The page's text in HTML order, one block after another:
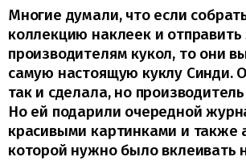
Многие думали, что если
коллекцию наклеек и отправить
производителям кукол, то они
самую настоящую куклу Синди.
так и сделала, но
Но ей подарили очередной
красивыми картинками и также
которой нужно было вклеивать